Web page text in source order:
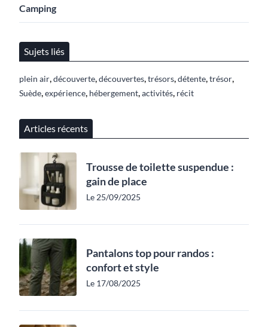
Camping
Sujets liés
plein air découverte découvertes trésors détente trésor
Suède expérience hébergement activités récit
Articles récents
Trousse de toilette suspendue :
gain de place
Le 25/09/2025
Pantalons top pour randos :
confort et style
Le 17/08/2025